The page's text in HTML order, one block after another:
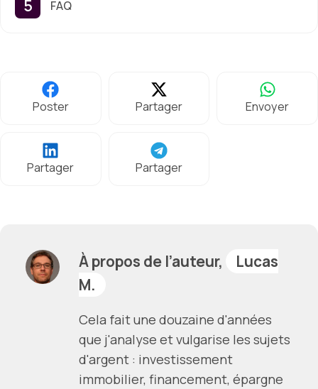
FAQ
Poster Partager Envoyer
Partager Partager
À propos de l’auteur,
Lucas
M.
Cela fait une douzaine d'années
que j'analyse et vulgarise les sujets
d'argent : investissement
immobilier, financement, épargne